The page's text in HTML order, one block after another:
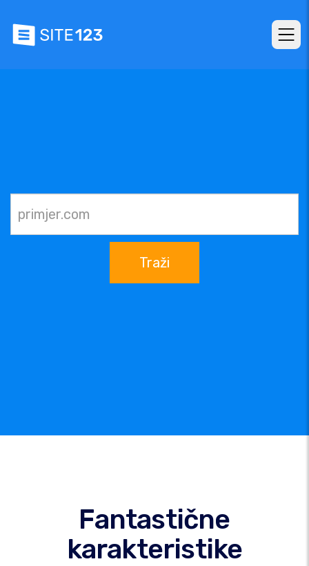
Traži
Fantastične
karakteristike